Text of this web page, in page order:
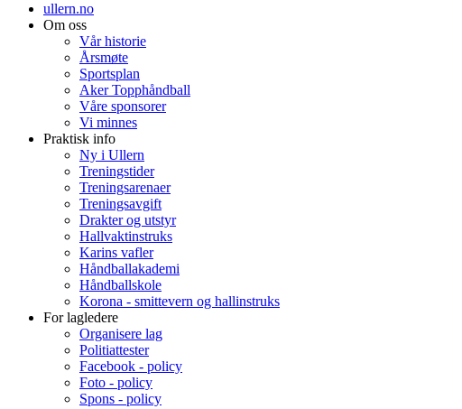
ullern.no
Om oss
Vår historie
Årsmøte
Sportsplan
Aker Topphåndball
Våre sponsorer
Vi minnes
Praktisk info
Ny i Ullern
Treningstider
Treningsarenaer
Treningsavgift
Drakter og utstyr
Hallvaktinstruks
Karins vafler
Håndballakademi
Håndballskole
Korona - smittevern og hallinstruks
For lagledere
Organisere lag
Politiattester
Facebook - policy
Foto - policy
Spons - policy